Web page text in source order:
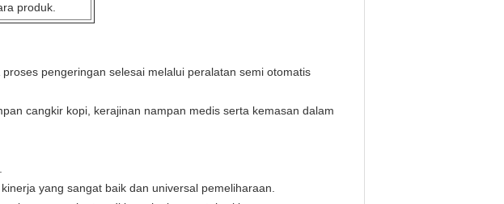
produk.
pengeringan selesai melalui peralatan semi otomatis
cangkir kopi, kerajinan nampan medis serta kemasan dalam
yang sangat baik dan universal pemeliharaan.